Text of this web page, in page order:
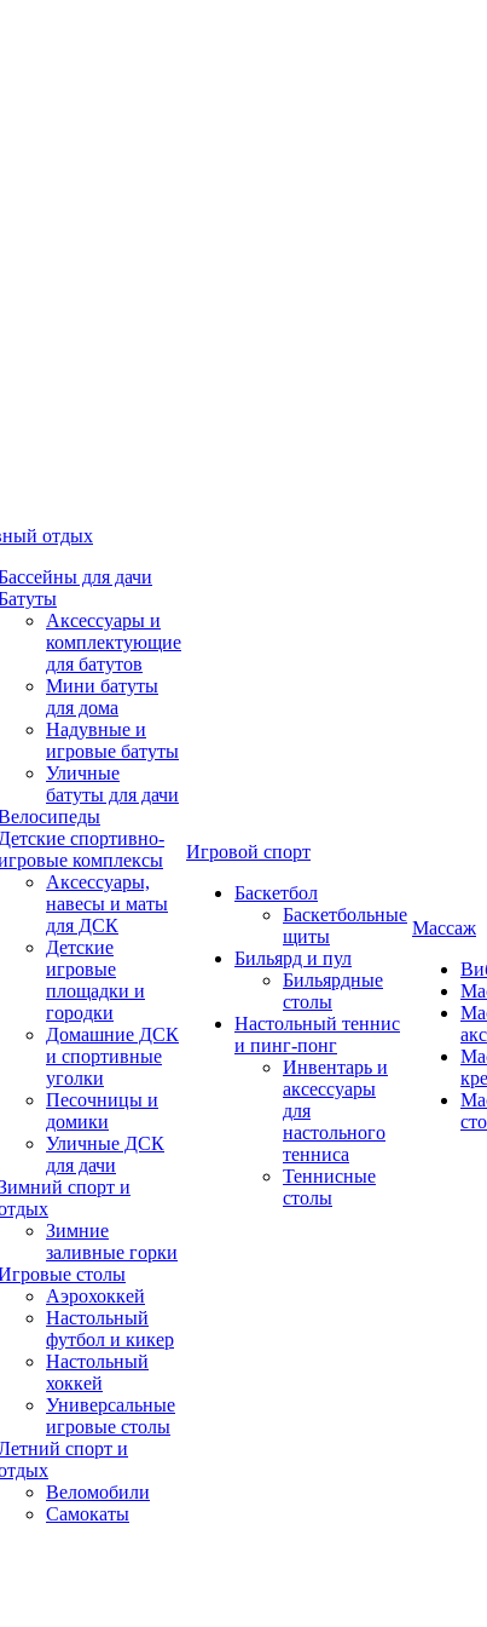
отдых
для дачи
Аксессуары и
комплектующие
для батутов
Мини батуты
для дома
Надувные и
игровые батуты
Уличные
батуты для дачи
Детские спортивно-
комплексы
Аксессуары,
навесы и маты
для ДСК
Детские
игровые
площадки и
городки
Домашние ДСК
и спортивные
уголки
Песочницы и
домики
Уличные ДСК
для дачи
спорт и
Зимние
заливные горки
столы
Аэрохоккей
Настольный
футбол и кикер
Настольный
хоккей
Универсальные
игровые столы
спорт и
Веломобили
Самокаты
Игровой спорт
Баскетбол
Баскетбольные
щиты
Бильярд и пул
Бильярдные
столы
Настольный теннис
и пинг-понг
Инвентарь и
аксессуары
для
настольного
тенниса
Теннисные
столы
Массаж